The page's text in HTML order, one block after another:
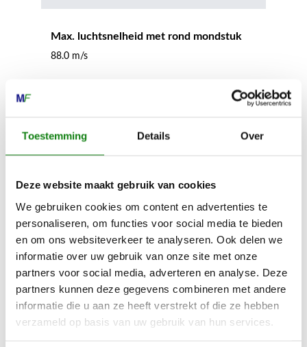
Toestemming Details Over
Deze website maakt gebruik van cookies
We gebruiken cookies om content en advertenties te
personaliseren, om functies voor social media te bieden
en om ons websiteverkeer te analyseren. Ook delen we
informatie over uw gebruik van onze site met onze
partners voor social media, adverteren en analyse. Deze
partners kunnen deze gegevens combineren met andere
informatie die u aan ze heeft verstrekt of die ze hebben
verzameld op basis van uw gebruik van hun services.
Max. luchtsnelheid met rond mondstuk
88.0 m/s
101.0 dB(A)
Geluidsdrukniveau 15 m afstand
Trillingswaarde rechts